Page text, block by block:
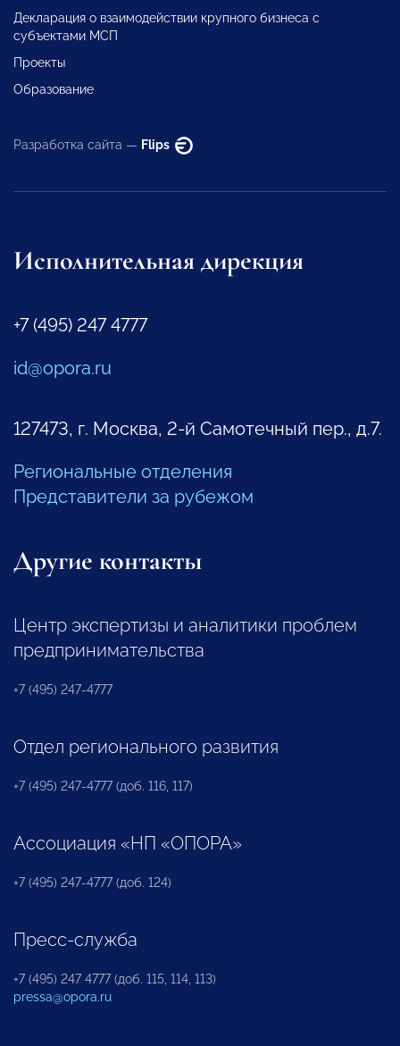
Декларация о взаимодействии крупного бизнеса с
субъектами МСП
Проекты
Образование
Разработка сайта — Flips
Исполнительная дирекция
+7 (495) 247 4777
id@opora.ru
127473, г. Москва, 2-й Самотечный пер., д.7.
Региональные отделения
Представители за рубежом
Другие контакты
Центр экспертизы и аналитики проблем
предпринимательства
+7 (495) 247-4777
Отдел регионального развития
+7 (495) 247-4777 (доб. 116, 117)
Ассоциация «НП «ОПОРА»
+7 (495) 247-4777 (доб. 124)
Пресс-служба
+7 (495) 247 4777 (доб. 115, 114, 113)
pressa@opora.ru